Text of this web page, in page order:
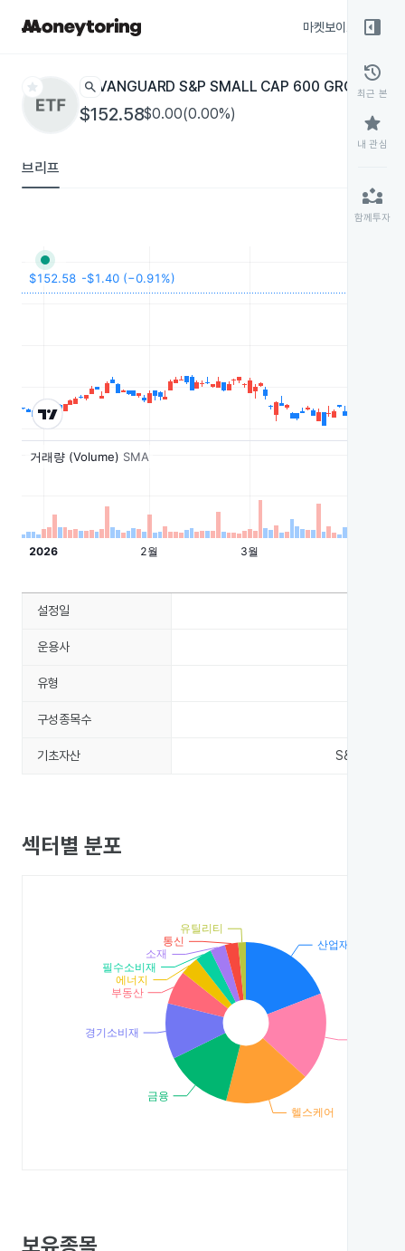
마켓보이스
star search VANGUARD S&P SMALL CAP 600 GROWTH
$152.58$0.00(0.00%)
브리프
right_panel_open
history
최근 본
star
내 관심
partner_exchange
함께투자